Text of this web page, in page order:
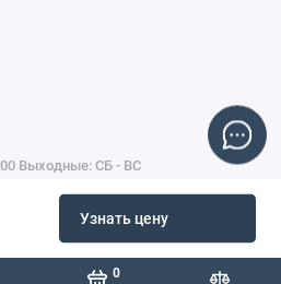
0
Узнать цену
Выходные: СБ - ВС